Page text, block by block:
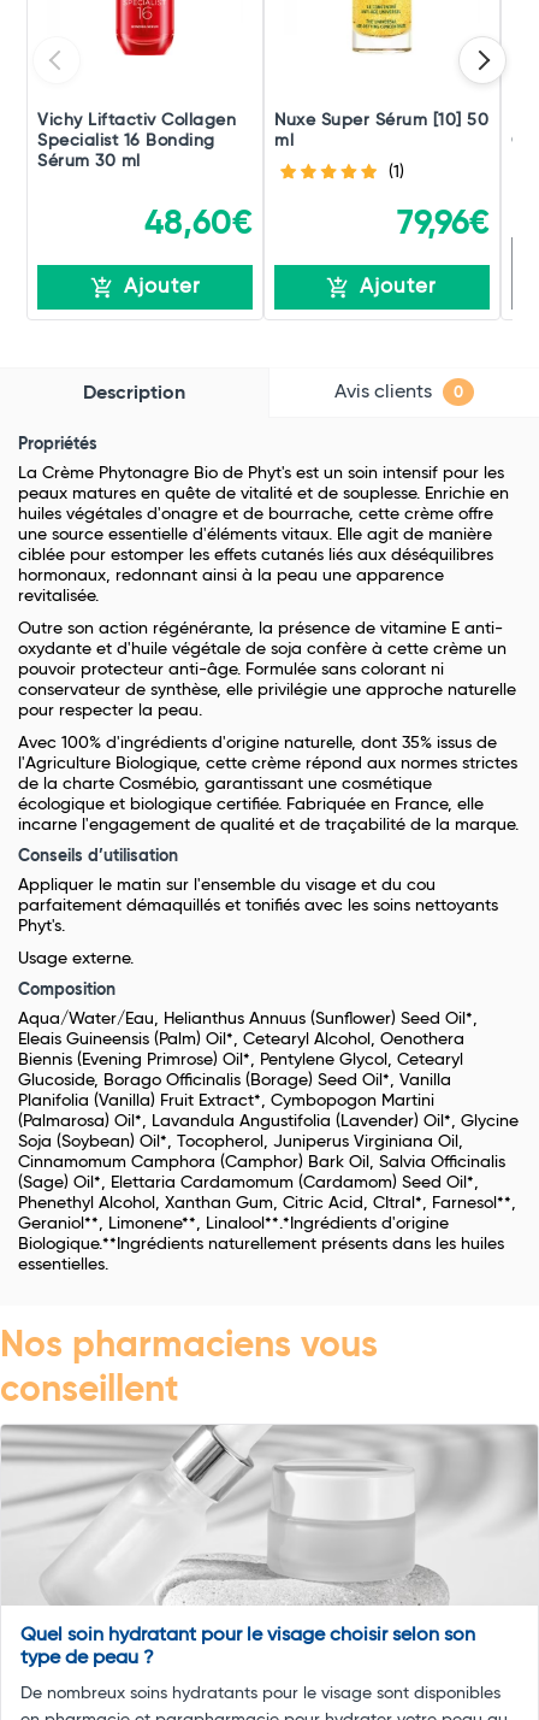
Vichy Liftactiv Collagen
Specialist 16 Bonding
Sérum 30 ml
48,60€
Ajouter
Nuxe Super Sérum [10] 50
ml
(1)
79,96€
Ajouter
Description Avis clients 0
Propriétés
La Crème Phytonagre Bio de Phyt's est un soin intensif pour les
peaux matures en quête de vitalité et de souplesse. Enrichie en
huiles végétales d'onagre et de bourrache, cette crème offre
une source essentielle d'éléments vitaux. Elle agit de manière
ciblée pour estomper les effets cutanés liés aux déséquilibres
hormonaux, redonnant ainsi à la peau une apparence
revitalisée.
Outre son action régénérante, la présence de vitamine E anti-
oxydante et d'huile végétale de soja confère à cette crème un
pouvoir protecteur anti-âge. Formulée sans colorant ni
conservateur de synthèse, elle privilégie une approche naturelle
pour respecter la peau.
Avec 100% d'ingrédients d'origine naturelle, dont 35% issus de
l'Agriculture Biologique, cette crème répond aux normes strictes
de la charte Cosmébio, garantissant une cosmétique
écologique et biologique certifiée. Fabriquée en France, elle
incarne l'engagement de qualité et de traçabilité de la marque.
Conseils d’utilisation
Appliquer le matin sur l'ensemble du visage et du cou
parfaitement démaquillés et tonifiés avec les soins nettoyants
Phyt's.
Usage externe.
Composition
Aqua/Water/Eau, Helianthus Annuus (Sunflower) Seed Oil*,
Eleais Guineensis (Palm) Oil*, Cetearyl Alcohol, Oenothera
Biennis (Evening Primrose) Oil*, Pentylene Glycol, Cetearyl
Glucoside, Borago Officinalis (Borage) Seed Oil*, Vanilla
Planifolia (Vanilla) Fruit Extract*, Cymbopogon Martini
(Palmarosa) Oil*, Lavandula Angustifolia (Lavender) Oil*, Glycine
Soja (Soybean) Oil*, Tocopherol, Juniperus Virginiana Oil,
Cinnamomum Camphora (Camphor) Bark Oil, Salvia Officinalis
(Sage) Oil*, Elettaria Cardamomum (Cardamom) Seed Oil*,
Phenethyl Alcohol, Xanthan Gum, Citric Acid, CItral*, Farnesol**,
Geraniol**, Limonene**, Linalool**.*Ingrédients d'origine
Biologique.**Ingrédients naturellement présents dans les huiles
essentielles.
Nos pharmaciens vous
conseillent
Quel soin hydratant pour le visage choisir selon son
type de peau ?
De nombreux soins hydratants pour le visage sont disponibles